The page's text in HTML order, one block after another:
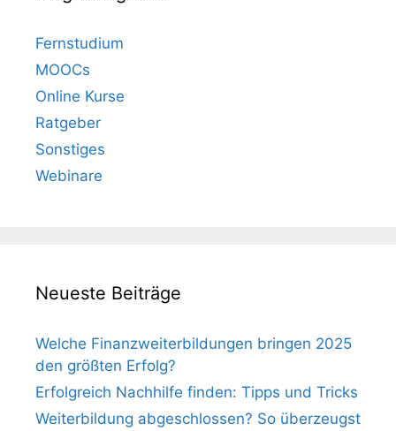
Fernstudium
MOOCs
Online Kurse
Ratgeber
Sonstiges
Webinare
Neueste Beiträge
Welche Finanzweiterbildungen bringen 2025
den größten Erfolg?
Erfolgreich Nachhilfe finden: Tipps und Tricks
Weiterbildung abgeschlossen? So überzeugst